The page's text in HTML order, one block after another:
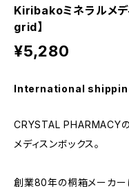
Kiribakoミネラルメデ
grid】
¥5,280
International
CRYSTAL PHARMACY
メディスンボックス。
創業80年の桐箱メーカー